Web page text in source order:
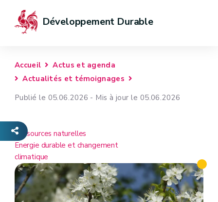
Développement Durable
Accueil
Actus et agenda
Actualités et témoignages
Publié le 05.06.2026 - Mis à jour le 05.06.2026
Ressources naturelles
Energie durable et changement
climatique